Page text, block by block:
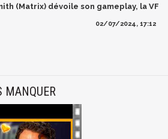
(Matrix) dévoile son gameplay, la VF
02/07/2024, 17:12
MANQUER